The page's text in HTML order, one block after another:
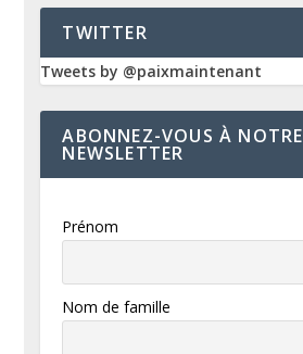
TWITTER
Tweets by @paixmaintenant
ABONNEZ-VOUS À NOTRE
NEWSLETTER
Prénom
Nom de famille